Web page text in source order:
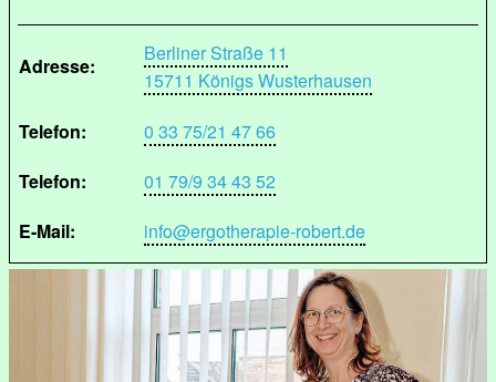
Adresse:
Berliner Straße 11
15711 Königs Wusterhausen
Telefon:
0 33 75/21 47 66
Telefon:
01 79/9 34 43 52
E-Mail:
info@ergotherapie-robert.de